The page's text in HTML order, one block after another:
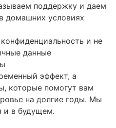
поддержку и даем
домашних условиях
и не
данные
эффект, а
которые помогут вам
на долгие годы. Мы
и в будущем.